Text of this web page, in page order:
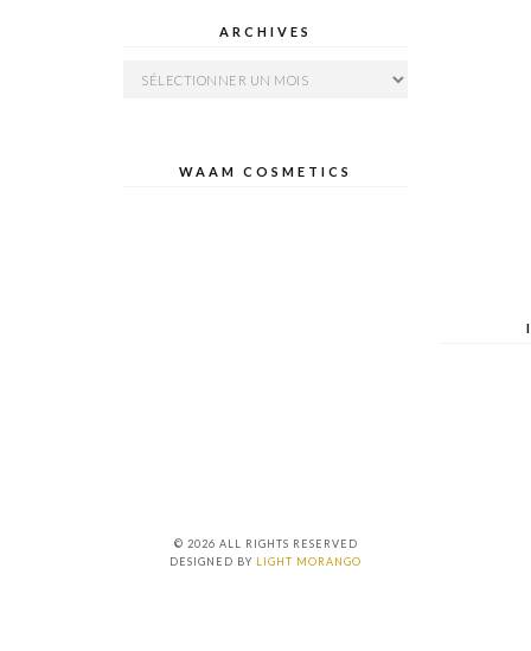
ARCHIVES
Archives
WAAM COSMETICS
© 2026 ALL RIGHTS RESERVED
DESIGNED BY LIGHT MORANGO